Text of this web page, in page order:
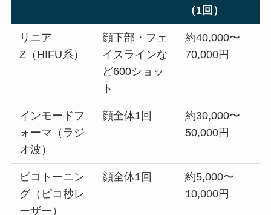
（1回）
リニア
Z（HIFU系）
顔下部・フェ
イスラインな
ど600ショッ
ト
約40,000〜
70,000円
インモードフ
ォーマ（ラジ
オ波）
顔全体1回
約30,000〜
50,000円
ピコトーニン
グ（ピコ秒レ
ーザー）
顔全体1回
約5,000〜
10,000円